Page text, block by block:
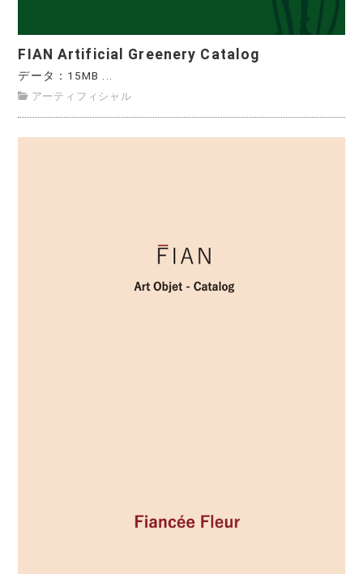
FIAN Artificial Greenery Catalog
データ：15MB ...
アーティフィシャル